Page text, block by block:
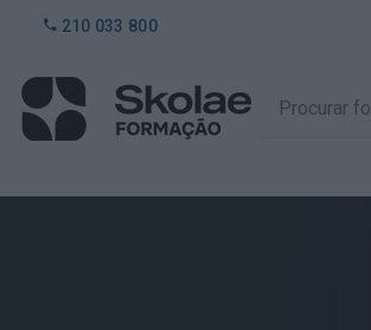
210 033 800